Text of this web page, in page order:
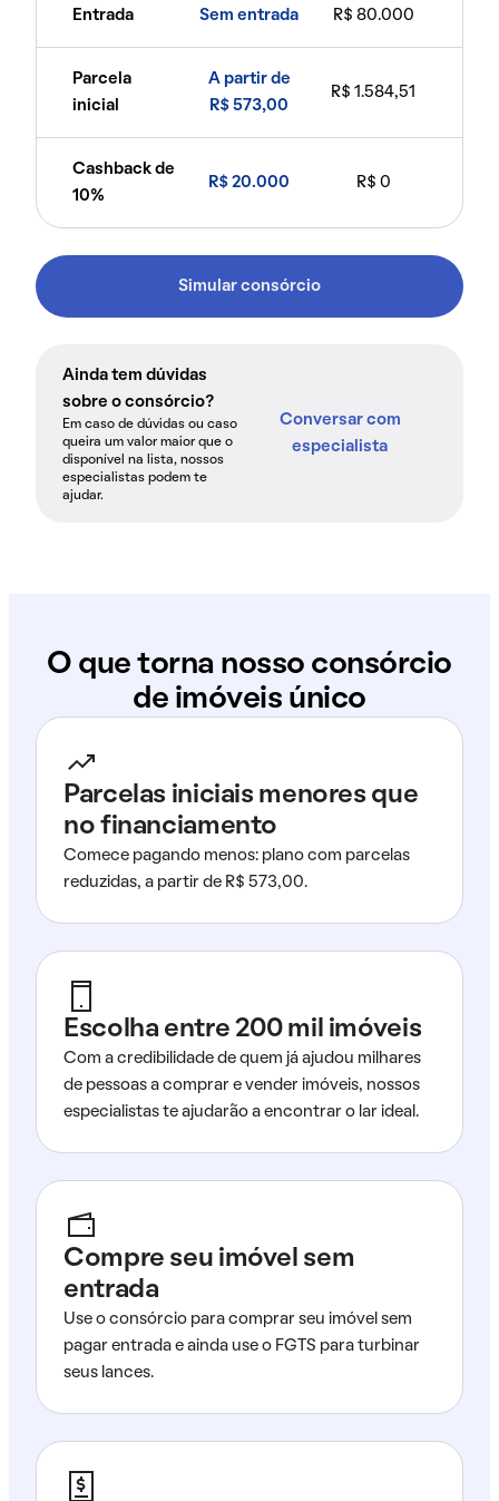
Entrada Sem entrada R$ 80.000
Parcela
inicial
A partir de
R$ 573,00
R$ 1.584,51
Cashback de
10%
R$ 20.000 R$ 0
Simular consórcio
Ainda tem dúvidas
sobre o consórcio?
Em caso de dúvidas ou caso
queira um valor maior que o
disponível na lista, nossos
especialistas podem te
ajudar.
Conversar com
especialista
O que torna nosso consórcio
de imóveis único
Parcelas iniciais menores que
no financiamento
Comece pagando menos: plano com parcelas
reduzidas, a partir de R$ 573,00.
Escolha entre 200 mil imóveis
Com a credibilidade de quem já ajudou milhares
de pessoas a comprar e vender imóveis, nossos
especialistas te ajudarão a encontrar o lar ideal.
Compre seu imóvel sem
entrada
Use o consórcio para comprar seu imóvel sem
pagar entrada e ainda use o FGTS para turbinar
seus lances.